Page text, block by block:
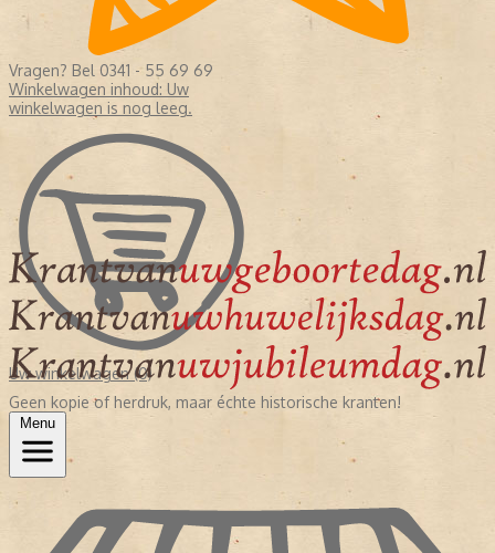
Vragen? Bel 0341 - 55 69 69
Winkelwagen inhoud: Uw
winkelwagen is nog leeg.
Uw winkelwagen (0)
Geen kopie of herdruk, maar échte historische kranten!
Menu